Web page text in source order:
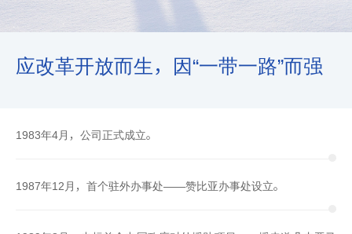
应改革开放而生，因“一带一路”而强
1983年4月，公司正式成立。
1987年12月，首个驻外办事处——赞比亚办事处设立。